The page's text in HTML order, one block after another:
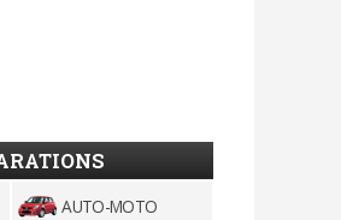
AUTO-MOTO